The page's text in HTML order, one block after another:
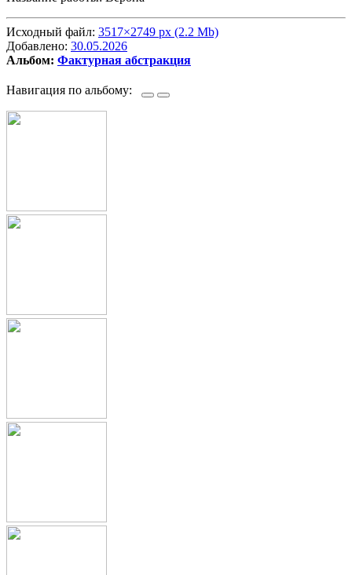
Исходный файл: 3517×2749 px (2.2 Mb)
Добавлено: 30.05.2026
Альбом: Фактурная абстракция
Навигация по альбому: